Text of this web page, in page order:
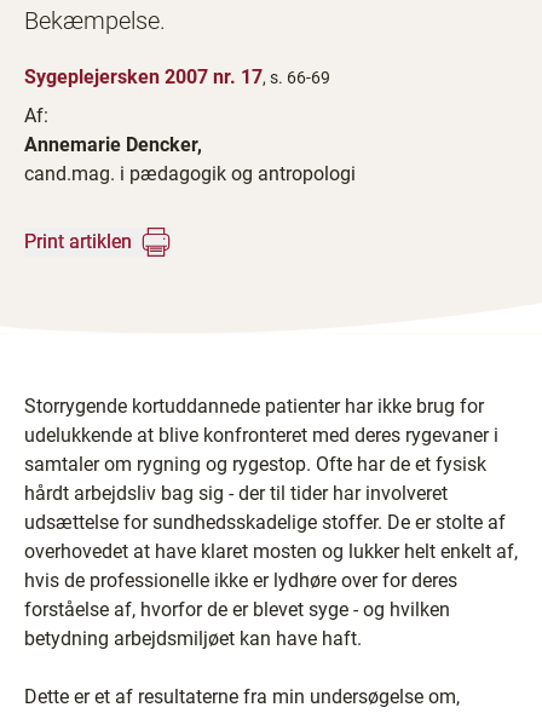
Bekæmpelse.
Sygeplejersken 2007 nr. 17, s. 66-69
Af:
Annemarie Dencker,
cand.mag. i pædagogik og antropologi
Print artiklen
Storrygende kortuddannede patienter har ikke brug for
udelukkende at blive konfronteret med deres rygevaner i
samtaler om rygning og rygestop. Ofte har de et fysisk
hårdt arbejdsliv bag sig - der til tider har involveret
udsættelse for sundhedsskadelige stoffer. De er stolte af
overhovedet at have klaret mosten og lukker helt enkelt af,
hvis de professionelle ikke er lydhøre over for deres
forståelse af, hvorfor de er blevet syge - og hvilken
betydning arbejdsmiljøet kan have haft.
Dette er et af resultaterne fra min undersøgelse om,